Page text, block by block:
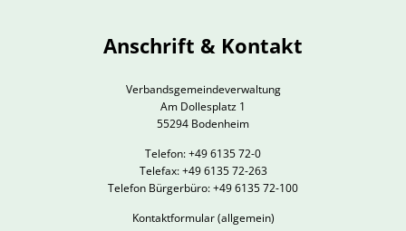
Anschrift & Kontakt
Verbandsgemeindeverwaltung
Am Dollesplatz 1
55294 Bodenheim
Telefon: +49 6135 72-0
Telefax: +49 6135 72-263
Telefon Bürgerbüro: +49 6135 72-100
Kontaktformular(allgemein)